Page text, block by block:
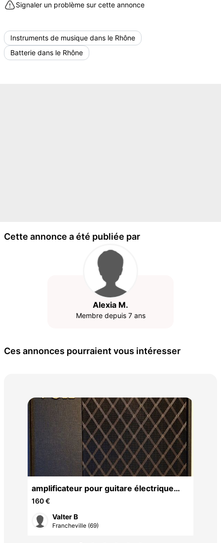
Signaler un problème sur cette annonce
Instruments de musique dans le Rhône
Batterie dans le Rhône
Cette annonce a été publiée par
Alexia M.
Membre depuis 7 ans
Ces annonces pourraient vous intéresser
amplificateur pour guitare électrique
Vox VT40X (40 W)
160 €
Valter B
Francheville (69)